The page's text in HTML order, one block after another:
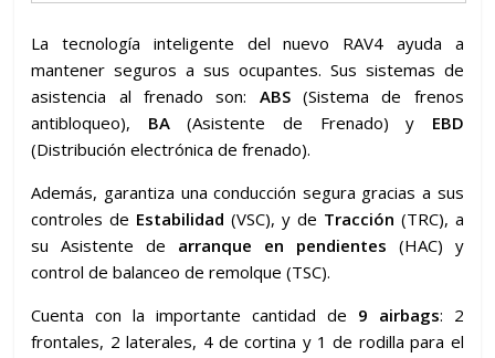
La tecnología inteligente del nuevo RAV4 ayuda a
mantener seguros a sus ocupantes. Sus sistemas de
asistencia al frenado son: ABS(Sistema de frenos
antibloqueo), BA(Asistente de Frenado) y EBD
(Distribución electrónica de frenado).
Además, garantiza una conducción segura gracias a sus
controles de Estabilidad (VSC), y de Tracción (TRC), a
su Asistente de arranque en pendientes (HAC) y
control de balanceo de remolque (TSC).
Cuenta con la importante cantidad de 9 airbags: 2
frontales, 2 laterales, 4 de cortina y 1 de rodilla para el